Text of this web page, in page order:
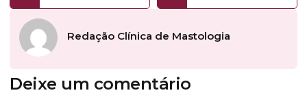
Redação Clínica de Mastologia
Deixe um comentário